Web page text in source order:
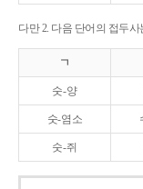
다만 2. 다음 단어의 접두
ㄱ
숫-양
숫-염소
숫-쥐